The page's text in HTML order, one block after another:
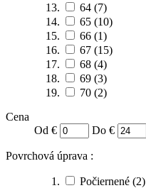
64 (7)
65 (10)
66 (1)
67 (15)
68 (4)
69 (3)
70 (2)
Cena
Od €
Do €
Povrchová úprava :
Počiernené (2)